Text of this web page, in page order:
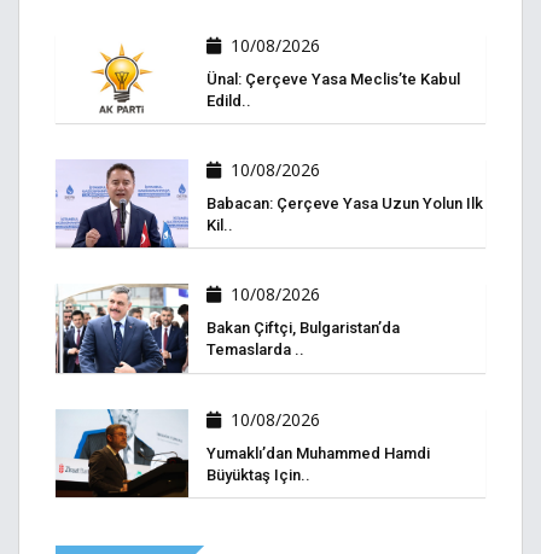
10/08/2026
Ünal: Çerçeve Yasa Meclis’te Kabul
Edild..
10/08/2026
Babacan: Çerçeve Yasa Uzun Yolun Ilk
Kil..
10/08/2026
Bakan Çiftçi, Bulgaristan’da
Temaslarda ..
10/08/2026
Yumaklı’dan Muhammed Hamdi
Büyüktaş Için..